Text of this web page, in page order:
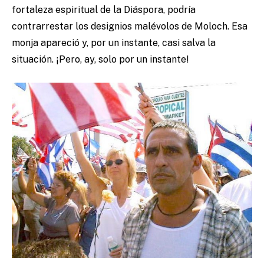
fortaleza espiritual de la Diáspora, podría
contrarrestar los designios malévolos de Moloch. Esa
monja apareció y, por un instante, casi salva la
situación. ¡Pero, ay, solo por un instante!